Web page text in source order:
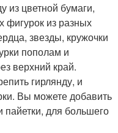
из цветной бумаги,
фигурок из разных
звезды, кружочки
пополам и
верхний край.
гирлянду, и
Вы можете добавить
пайетки, для большего